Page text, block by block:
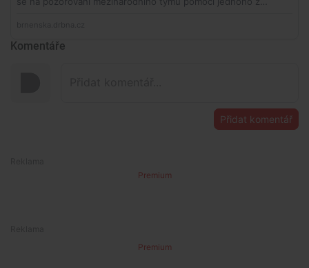
Komentáře
Přidat komentář
Premium
Premium